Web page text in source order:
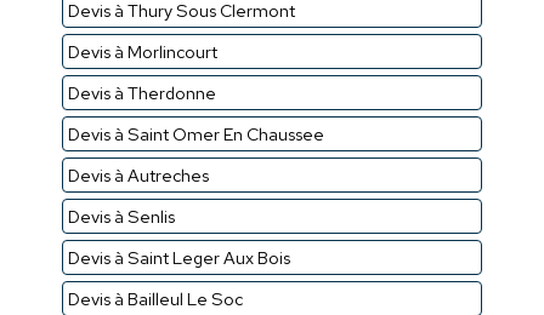
Devis à Thury Sous Clermont
Devis à Morlincourt
Devis à Therdonne
Devis à Saint Omer En Chaussee
Devis à Autreches
Devis à Senlis
Devis à Saint Leger Aux Bois
Devis à Bailleul Le Soc